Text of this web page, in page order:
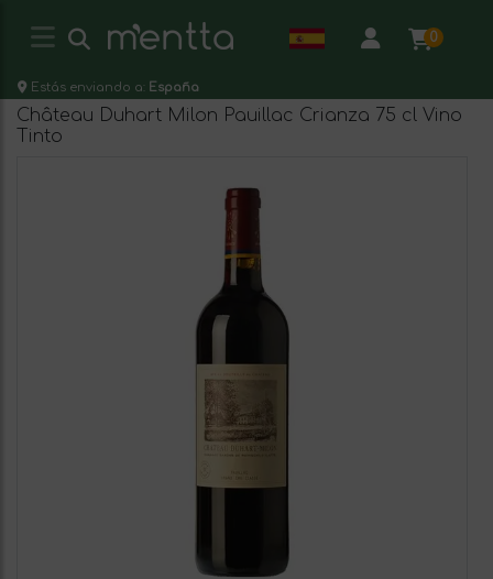
0
Estás enviando a: España
Château Duhart Milon Pauillac Crianza 75 cl Vino
Tinto